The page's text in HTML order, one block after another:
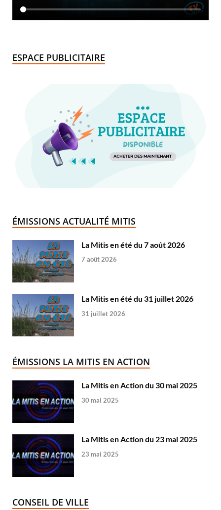
ESPACE PUBLICITAIRE
ÉMISSIONS ACTUALITÉ MITIS
La Mitis en été du 7 août 2026
7 août 2026
La Mitis en été du 31 juillet 2026
31 juillet 2026
ÉMISSIONS LA MITIS EN ACTION
La Mitis en Action du 30 mai 2025
30 mai 2025
La Mitis en Action du 23 mai 2025
23 mai 2025
CONSEIL DE VILLE